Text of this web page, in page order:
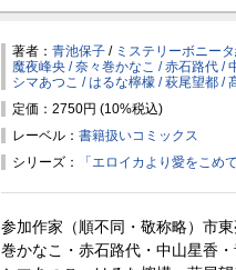
著者： 青池保子 / ミステリーボニー
魔夜峰央 / 奈々巻かなこ / 赤石路代 /
シマあつこ / はるな檸檬 / 萩尾望都 /
定価：2750円 (10%税込)
レーベル： 書籍扱いコミックス
シリーズ：
「エロイカより愛をこめ
参加作家（順不同・敬称略）市
巻かなこ・赤石路代・中山星香